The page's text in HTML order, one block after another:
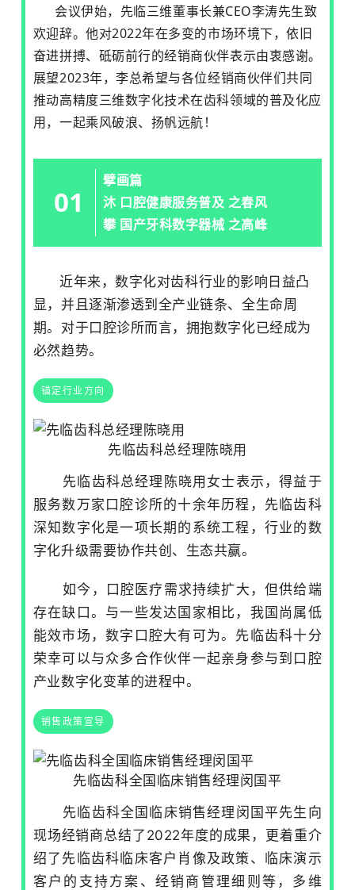
会议伊始，先临三维董事长兼CEO李涛先生致
欢迎辞。他对2022年在多变的市场环境下，依旧
奋进拼搏、砥砺前行的经销商伙伴表示由衷感谢。
展望2023年，李总希望与各位经销商伙伴们共同
推动高精度三维数字化技术在齿科领域的普及化应
用，一起乘风破浪、扬帆远航！
01
擘画篇
沐 口腔健康服务普及 之春风
攀 国产牙科数字器械 之高峰
近年来，数字化对齿科行业的影响日益凸
显，并且逐渐渗透到全产业链条、全生命周
期。对于口腔诊所而言，拥抱数字化已经成为
必然趋势。
锚定行业方向
先临齿科总经理陈晓用
先临齿科总经理陈晓用女士表示，得益于
服务数万家口腔诊所的十余年历程，先临齿科
深知数字化是一项长期的系统工程，行业的数
字化升级需要协作共创、生态共赢。
如今，口腔医疗需求持续扩大，但供给端
存在缺口。与一些发达国家相比，我国尚属低
能效市场，数字口腔大有可为。先临齿科十分
荣幸可以与众多合作伙伴一起亲身参与到口腔
产业数字化变革的进程中。
销售政策宣导
先临齿科全国临床销售经理闵国平
先临齿科全国临床销售经理闵国平先生向
现场经销商总结了2022年度的成果，更着重介
绍了先临齿科临床客户肖像及政策、临床演示
客户的支持方案、经销商管理细则等，多维